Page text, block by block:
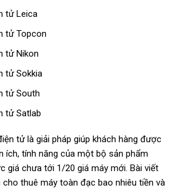
tử Leica
tử Topcon
tử Nikon
tử Sokkia
tử South
tử Satlab
tử là giải pháp giúp khách hàng được
ích, tính năng của một bộ sản phẩm
giá chưa tới 1/20 giá máy mới. Bài viết
thuê máy toàn đạc bao nhiêu tiền và